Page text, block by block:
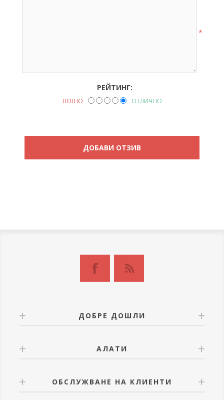
*
РЕЙТИНГ:
ЛОШО ОТЛИЧНО
ДОБРЕ ДОШЛИ
АЛАТИ
ОБСЛУЖВАНЕ НА КЛИЕНТИ